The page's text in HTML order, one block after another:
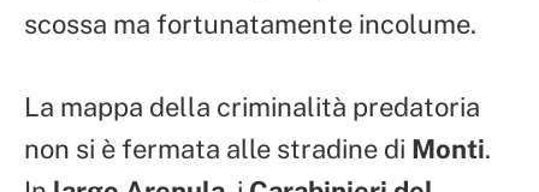
scossa ma fortunatamente incolume.
La mappa della criminalità predatoria
non si è fermata alle stradine di Monti.